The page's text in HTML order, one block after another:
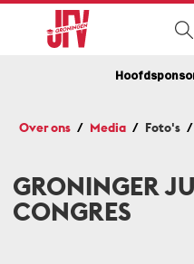
Over ons Media Foto's
GRONINGER
CONGRES